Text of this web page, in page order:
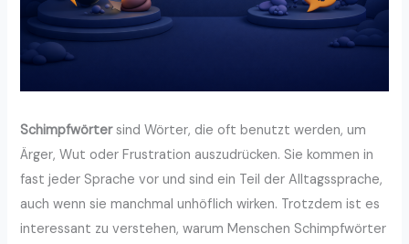
Schimpfwörtersind Wörter, die oft benutzt werden, um
Ärger, Wut oder Frustration auszudrücken. Sie kommen in
fast jeder Sprache vor und sind ein Teil der Alltagssprache,
auch wenn sie manchmal unhöflich wirken. Trotzdem ist es
interessant zu verstehen, warum Menschen Schimpfwörter